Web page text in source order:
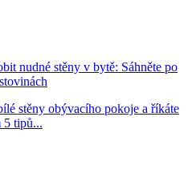
nudné stěny v bytě: Sáhněte po
stěny obývacího pokoje a říkáte
5 tipů...